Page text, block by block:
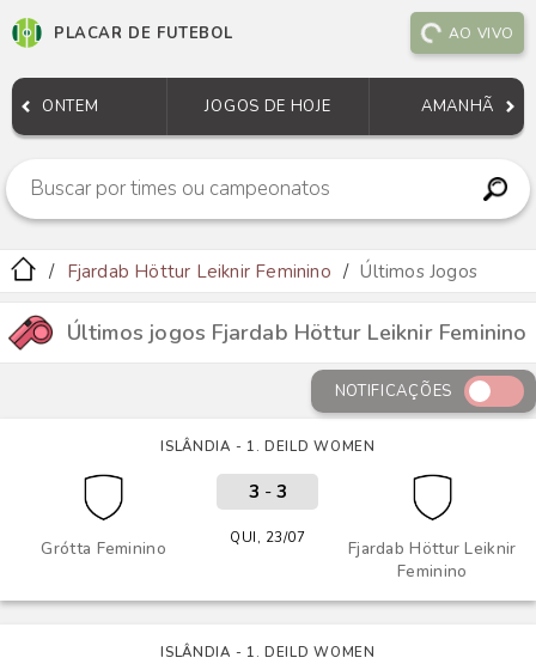
PLACAR DE FUTEBOL AO VIVO
ONTEM JOGOS DE HOJE AMANHÃ
Fjardab Höttur Leiknir Feminino Últimos Jogos
Últimos jogos Fjardab Höttur Leiknir Feminino
NOTIFICAÇÕES
ISLÂNDIA - 1. DEILD WOMEN
Grótta Feminino
Fjardab Höttur Leiknir
Feminino
3 - 3
QUI, 23/07
ISLÂNDIA - 1. DEILD WOMEN